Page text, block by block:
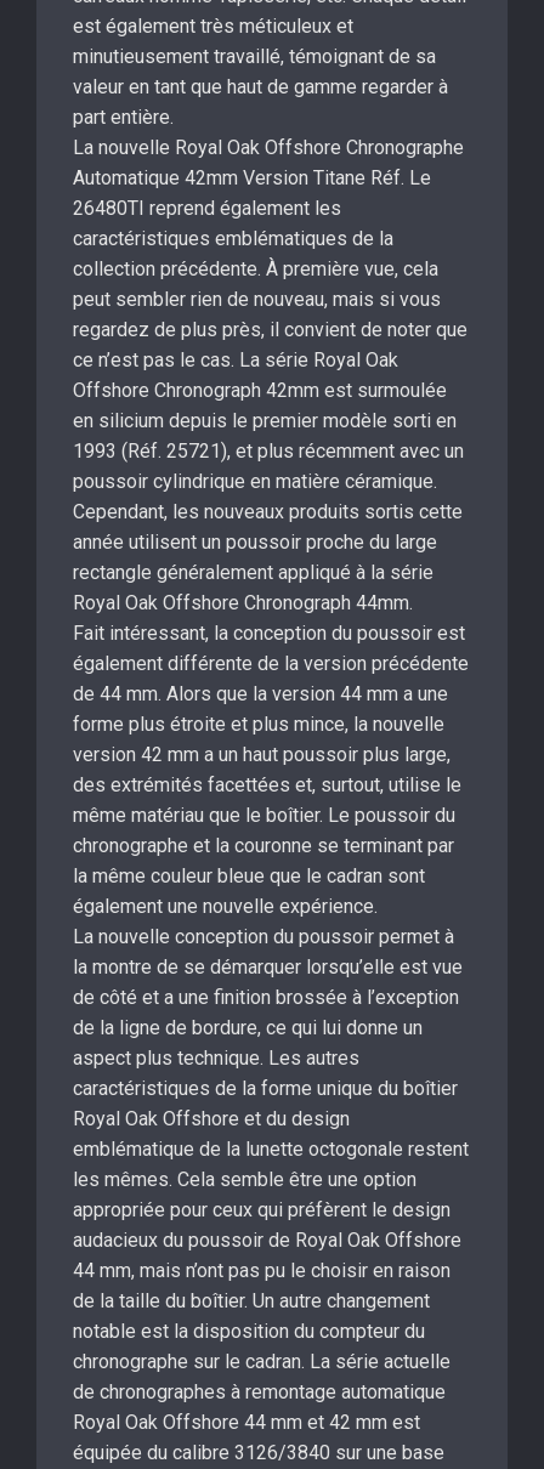
est également très méticuleux et
minutieusement travaillé, témoignant de sa
valeur en tant que haut de gamme regarder à
part entière.
La nouvelle Royal Oak Offshore Chronographe
Automatique 42mm Version Titane Réf. Le
26480TI reprend également les
caractéristiques emblématiques de la
collection précédente. À première vue, cela
peut sembler rien de nouveau, mais si vous
regardez de plus près, il convient de noter que
ce n’est pas le cas. La série Royal Oak
Offshore Chronograph 42mm est surmoulée
en silicium depuis le premier modèle sorti en
1993 (Réf. 25721), et plus récemment avec un
poussoir cylindrique en matière céramique.
Cependant, les nouveaux produits sortis cette
année utilisent un poussoir proche du large
rectangle généralement appliqué à la série
Royal Oak Offshore Chronograph 44mm.
Fait intéressant, la conception du poussoir est
également différente de la version précédente
de 44 mm. Alors que la version 44 mm a une
forme plus étroite et plus mince, la nouvelle
version 42 mm a un haut poussoir plus large,
des extrémités facettées et, surtout, utilise le
même matériau que le boîtier. Le poussoir du
chronographe et la couronne se terminant par
la même couleur bleue que le cadran sont
également une nouvelle expérience.
La nouvelle conception du poussoir permet à
la montre de se démarquer lorsqu’elle est vue
de côté et a une finition brossée à l’exception
de la ligne de bordure, ce qui lui donne un
aspect plus technique. Les autres
caractéristiques de la forme unique du boîtier
Royal Oak Offshore et du design
emblématique de la lunette octogonale restent
les mêmes. Cela semble être une option
appropriée pour ceux qui préfèrent le design
audacieux du poussoir de Royal Oak Offshore
44 mm, mais n’ont pas pu le choisir en raison
de la taille du boîtier. Un autre changement
notable est la disposition du compteur du
chronographe sur le cadran. La série actuelle
de chronographes à remontage automatique
Royal Oak Offshore 44 mm et 42 mm est
équipée du calibre 3126/3840 sur une base